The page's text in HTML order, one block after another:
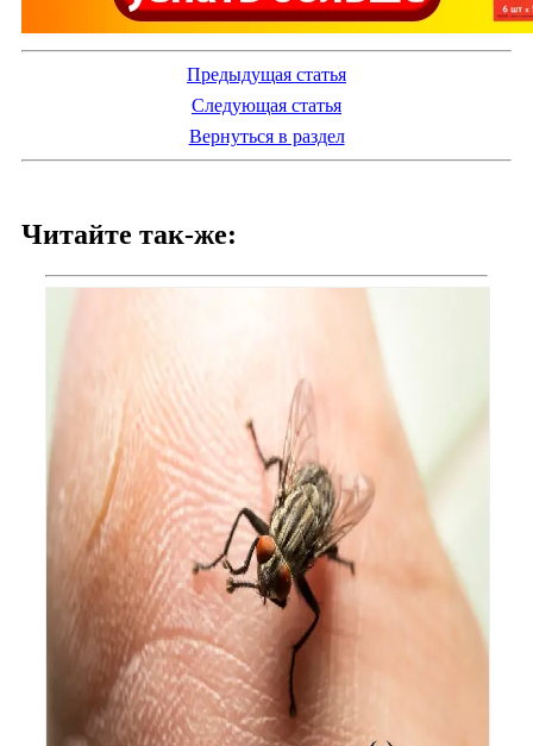
Предыдущая статья
Следующая статья
Вернуться в раздел
Читайте так-же: